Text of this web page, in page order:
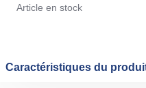
Article en stock
Caractéristiques du